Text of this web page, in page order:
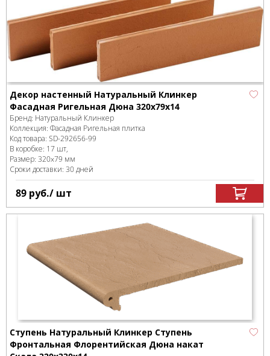
Декор настенный Натуральный Клинкер
Фасадная Ригельная Дюна 320x79x14
Бренд: Натуральный Клинкер
Коллекция: Фасадная Ригельная плитка
Код товара: SD-292656-99
В коробке: 17 шт,
Размер: 320x79 мм
Сроки доставки: 30 дней
89 руб./ шт
Ступень Натуральный Клинкер Ступень
Фронтальная Флорентийская Дюна накат